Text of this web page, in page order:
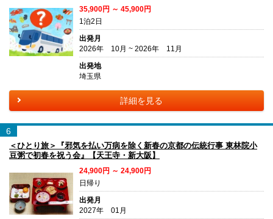
35,900円 ～ 45,900円
1泊2日
出発月
2026年 10月 ~ 2026年 11月
出発地
埼玉県
詳細を見る
6
＜ひとり旅＞『邪気を払い万病を除く新春の京都の伝統行事 東林院小
豆粥で初春を祝う会』【天王寺・新大阪】
24,900円 ～ 24,900円
日帰り
出発月
2027年 01月